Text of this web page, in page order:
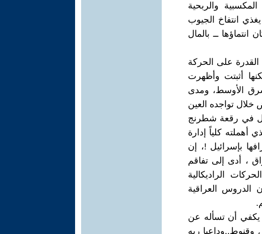
والربحية
انتفاخ الجيوب
انتماؤها ــ بالمال
القدرة على الحركة
أثبتت وأظهرت
الأوسط، ومدى
تواجده العين
في رقعة شطرنج
أهملته كلياً إدارة
بإسرائيل !، إن
، أدى إلى تفاقم
الراديكالية
الدروس العراقية
أن تسأله عن
وقنوط..وداعيا ربه